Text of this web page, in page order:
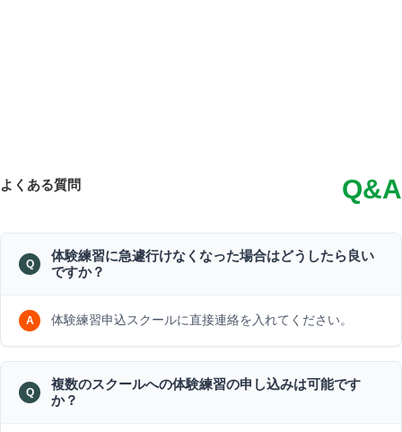
よくある質問 Q&A
体験練習に急遽行けなくなった場合はどうしたら良い
ですか？
体験練習申込スクールに直接連絡を入れてください。
複数のスクールへの体験練習の申し込みは可能です
か？